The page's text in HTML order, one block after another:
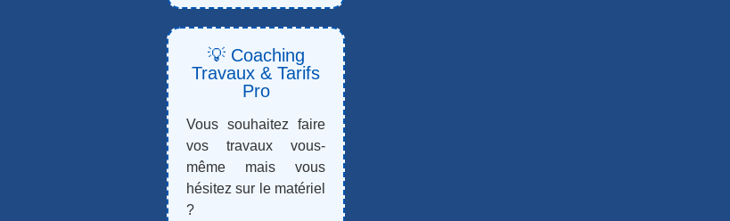
💡 Coaching
Travaux & Tarifs
Pro
Vous souhaitez faire
vos travaux vous-
même mais vous
hésitez sur le matériel
?